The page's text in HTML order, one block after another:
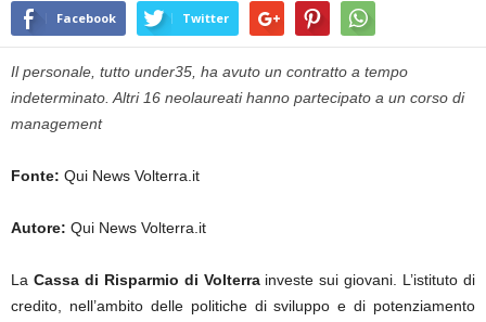
Facebook Twitter
Il personale, tutto under35, ha avuto un contratto a tempo
indeterminato. Altri 16 neolaureati hanno partecipato a un corso di
management
Fonte: Qui News Volterra.it
Autore: Qui News Volterra.it
La Cassa di Risparmio di Volterrainveste sui giovani. L’istituto di
credito, nell’ambito delle politiche di sviluppo e di potenziamento